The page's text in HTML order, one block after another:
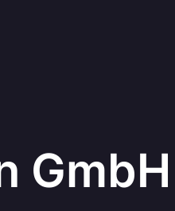
GmbH